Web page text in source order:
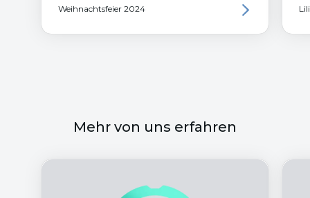
Weihnachtsfeier 2024
Mehr von uns erfahren